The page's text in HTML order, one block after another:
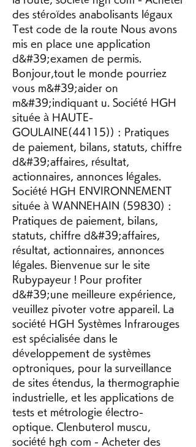
des stéroïdes anabolisants légaux
Test code de la route Nous avons
mis en place une application
d&#39;examen de permis.
Bonjour,tout le monde pourriez
vous m&#39;aider on
m&#39;indiquant u. Société HGH
située à HAUTE-
GOULAINE(44115)) : Pratiques
de paiement, bilans, statuts, chiffre
d&#39;affaires, résultat,
actionnaires, annonces légales.
Société HGH ENVIRONNEMENT
située à WANNEHAIN (59830) :
Pratiques de paiement, bilans,
statuts, chiffre d&#39;affaires,
résultat, actionnaires, annonces
légales. Bienvenue sur le site
Rubypayeur ! Pour profiter
d&#39;une meilleure expérience,
veuillez pivoter votre appareil. La
société HGH Systèmes Infrarouges
est spécialisée dans le
développement de systèmes
optroniques, pour la surveillance
de sites étendus, la thermographie
industrielle, et les applications de
tests et métrologie électro-
optique. Clenbuterol muscu,
société hgh com - Acheter des